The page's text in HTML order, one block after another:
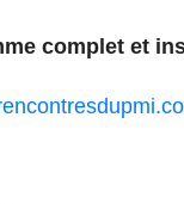
complet et